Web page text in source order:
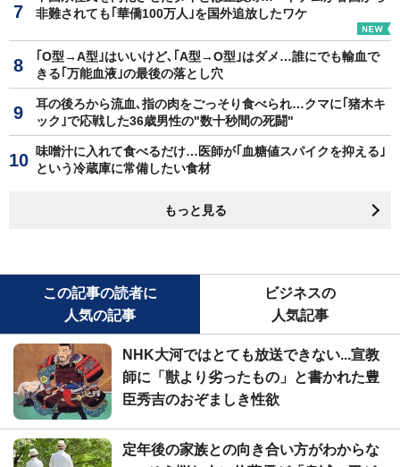
非難されても｢華僑100万人｣を国外追放したワケ
｢O型→A型｣はいいけど､｢A型→O型｣はダメ…誰にでも輸血で
きる｢万能血液｣の最後の落とし穴
耳の後ろから流血､指の肉をごっそり食べられ…クマに｢猪木キ
ック｣で応戦した36歳男性の"数十秒間の死闘"
味噌汁に入れて食べるだけ…医師が｢血糖値スパイクを抑える｣
という冷蔵庫に常備したい食材
もっと見る
この記事の読者に
人気の記事
ビジネスの
人気記事
NHK大河ではとても放送できない...宣教
師に「獣より劣ったもの」と書かれた豊
臣秀吉のおぞましき性欲
定年後の家族との向き合い方がわからな